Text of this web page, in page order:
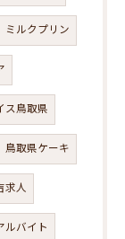
ミルクプリン
ス鳥取県
鳥取県ケーキ
求人
ルバイト